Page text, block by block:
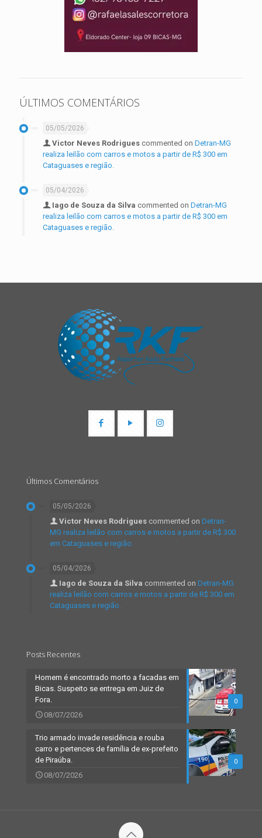
ÚLTIMOS COMENTÁRIOS
05/05/2026
Victor Neves Rodrigues commented on Detran-MG
realiza leilão com carros e motos a partir de R$ 300 em
Cataguases e região.
05/04/2026
Iago de Souza da Silva commented on Detran-MG
realiza leilão com carros e motos a partir de R$ 300 em
Cataguases e região.
Últimos Comentários
05/05/2026
Victor Neves Rodrigues commented on Detran-
MG realiza leilão com carros e motos a partir de R$ 300
em Cataguases e região.
05/04/2026
Iago de Souza da Silva commented on Detran-MG
realiza leilão com carros e motos a partir de R$ 300 em
Cataguases e região.
Posts Recentes
0
Homem é encontrado morto a facadas em
Bicas. Suspeito se entrega em Juiz de
Fora.
08/07/2026
0
Trio armado invade residência e rouba
carro e pertences de família de ex-prefeito
de Piraúba.
08/07/2026